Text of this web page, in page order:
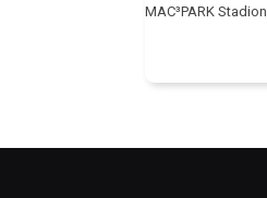
MAC³PARK Stadion